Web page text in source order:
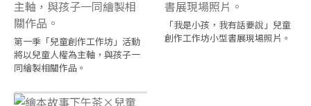
第一季「兒童創作工作坊」活動
將以兒童人權為主軸，與孩子一
同繪製相關作品。
「我是小孩，我有話要說」兒童
創作工作坊小型書展現場照片。